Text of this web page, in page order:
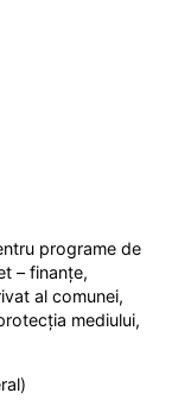
programe de
– finanțe,
al comunei,
mediului,